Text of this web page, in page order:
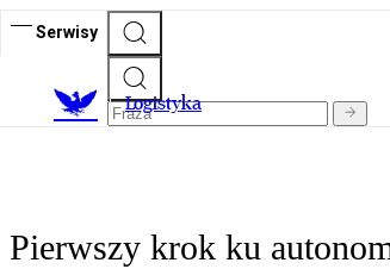
Serwisy
Logistyka
Pierwszy krok ku